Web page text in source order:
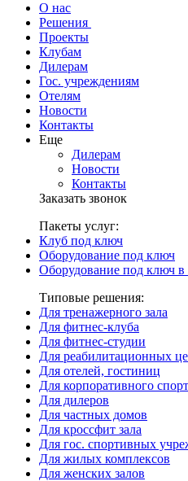
О нас
Решения
Проекты
Клубам
Дилерам
Гос. учреждениям
Отелям
Новости
Контакты
Еще
Дилерам
Новости
Контакты
Заказать звонок
Пакеты услуг:
Клуб под ключ
Оборудование под ключ
Оборудование под ключ в
Типовые решения:
Для тренажерного зала
Для фитнес-клуба
Для фитнес-студии
Для реабилитационных
Для отелей, гостиниц
Для корпоративного
Для дилеров
Для частных домов
Для кроссфит зала
Для гос. спортивных
Для жилых комплексов
Для женских залов